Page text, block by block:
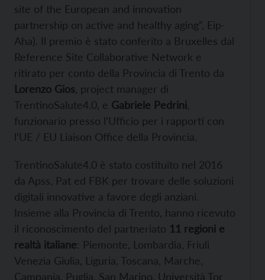
site of the European and innovation
partnership on active and healthy aging”, Eip-
Aha). Il premio è stato conferito a Bruxelles dal
Reference Site Collaborative Network e
ritirato per conto della Provincia di Trento da
Lorenzo Gios , project manager di
TrentinoSalute4.0, e Gabriele Pedrini
funzionario presso l’Ufficio per i rapporti con
l’UE / EU Liaison Office della Provincia.
TrentinoSalute4.0 è stato costituito nel 2016
da Apss, Pat ed FBK per trovare delle soluzioni
digitali innovative a favore degli anziani.
Insieme alla Provincia di Trento, hanno ricevuto
il riconoscimento del partneriato 11 regioni e
realtà italiane: Piemonte, Lombardia, Friuli
Venezia Giulia, Liguria, Toscana, Marche,
Campania, Puglia, San Marino, Università Tor